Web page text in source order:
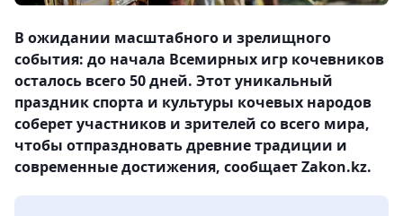
В ожидании масштабного и зрелищного
события: до начала Всемирных игр кочевников
осталось всего 50 дней. Этот уникальный
праздник спорта и культуры кочевых народов
соберет участников и зрителей со всего мира,
чтобы отпраздновать древние традиции и
современные достижения, сообщает Zakon.kz.